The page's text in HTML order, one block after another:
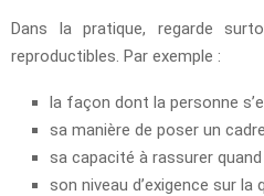
Dans la pratique, regarde
reproductibles. Par exemple :
la façon dont la personne
sa manière de poser un
sa capacité à rassurer quand
son niveau d’exigence sur la